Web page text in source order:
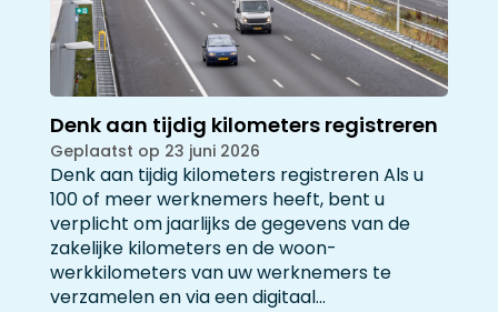
Denk aan tijdig kilometers registreren
Geplaatst op 23 juni 2026
Denk aan tijdig kilometers registreren Als u
100 of meer werknemers heeft, bent u
verplicht om jaarlijks de gegevens van de
zakelijke kilometers en de woon-
werkkilometers van uw werknemers te
verzamelen en via een digitaal…